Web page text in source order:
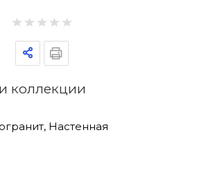
коллекции
Настенная